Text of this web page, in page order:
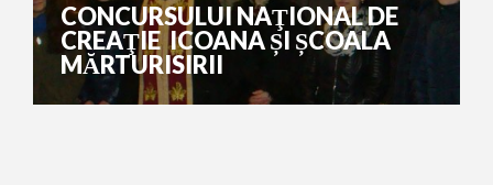
CONCURSULUI NAŢIONAL DE
CREAŢIE ICOANA ȘI ȘCOALA
MĂRTURISIRII